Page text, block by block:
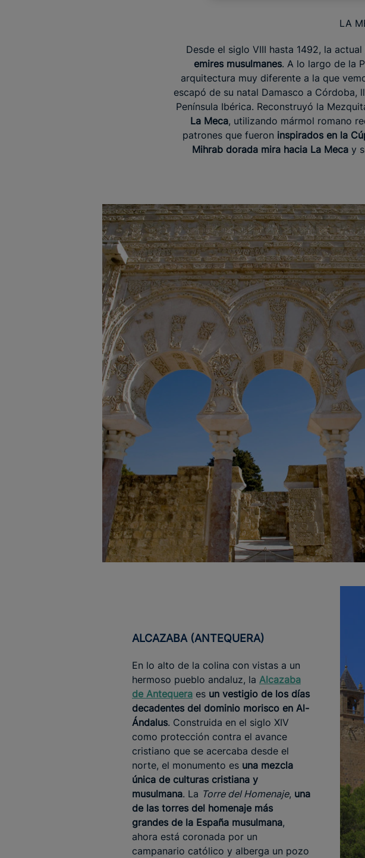
LA
Desde el siglo VIII hasta 1492, la actual
emires musulmanes. A lo largo de la
arquitectura muy diferente a la que
escapó de su natal Damasco a Córdoba,
Península Ibérica. Reconstruyó la
La Meca, utilizando mármol romano
patrones que fueron inspirados en la
Mihrab dorada mira hacia La Meca y
ALCAZABA (ANTEQUERA)
En lo alto de la colina con vistas a un
hermoso pueblo andaluz, la Alcazaba
de Antequera es un vestigio de los días
decadentes del dominio morisco en Al-
Ándalus. Construida en el siglo XIV
como protección contra el avance
cristiano que se acercaba desde el
norte, el monumento es una mezcla
única de culturas cristiana y
musulmana. La Torre del Homenaje, una
de las torres del homenaje más
grandes de la España musulmana,
ahora está coronada por un
campanario católico y alberga un pozo